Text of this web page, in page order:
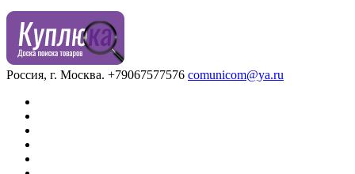
Россия, г. Москва. +79067577576 comunicom@ya.ru